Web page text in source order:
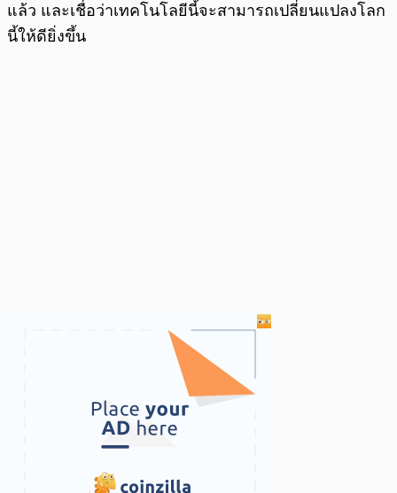
แล้ว และเชื่อว่าเทคโนโลยีนี้จะสามารถเปลี่ยนแปลงโลก
นี้ให้ดียิ่งขึ้น